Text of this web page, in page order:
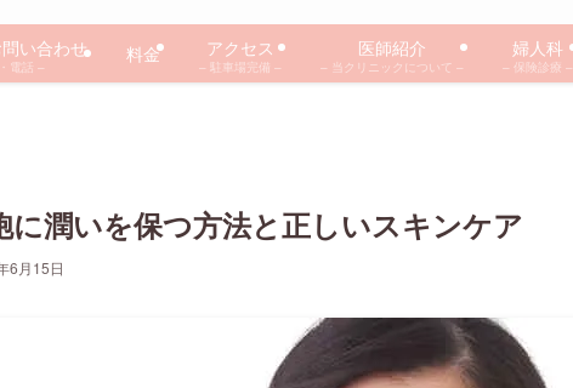
い合わせ
電話 –
料金 アクセス
– 駐車場完備 –
医師紹介
– 当クリニックについて –
婦人科
– 保険診療 –
に潤いを保つ方法と正しいスキンケア
6月15日